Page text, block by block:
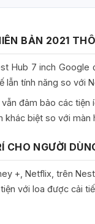
BẢN 2021
Hub 7 inch
lẫn tính năng so với
đảm bảo các
khác biệt so với màn
CHO NGƯỜI
+, Netflix, trên
với loa được cải